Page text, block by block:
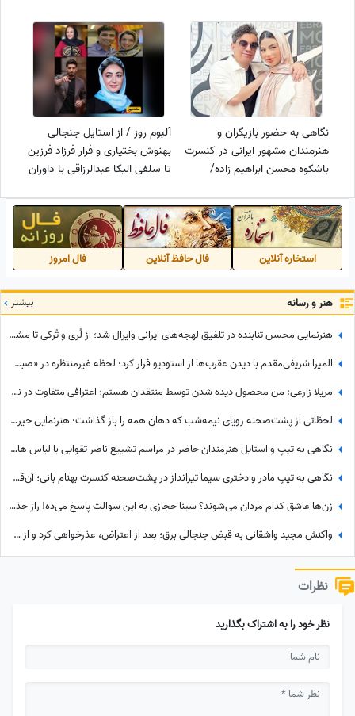
نکرد لحظه آخر لمسش کردم
صدامو شنید ولی جواب نداد...
نگاهی به حضور بازیگران و
هنرمندان مشهور ایرانی در کنسرت
باشکوه محسن ابراهیم زاده/
مهرجویی، حدیثه تهرانی،نفیسه
روشن و...
آلبوم روز / از استایل جنجالی
بهنوش بختیاری و فرار فرزاد فرزین
تا سلفی الیکا عبدالرزاقی با داوران
استخاره آنلاین فال حافظ آنلاین فال امروز
هنر و رسانه بیشتر
هنرنمایی محسن تنابنده در تلفیق لهجه‌های ایرانی وایرال شد؛ از لُری و تُرکی تا مشهدی، مازندرانی و فارسی دری + ویدئو
المیرا شریفی‌مقدم با دیدن عقرب‌ها از استودیو فرار کرد؛ لحظه غیرمنتظره در «صبحانه ایرانی» + ویدئو
مریلا زارعی: من محصول دیده شدن توسط منتقدان هستم؛ اعترافی متفاوت در نشست خبری «موسی کلیم‌الله» + ویدئو
لحظاتی از پشت‌صحنه رویای نیمه‌شب که دهان همه را باز گذاشت؛ هنرنمایی حیرت‌انگیز و جانانه روزبه حصاری بدون بدلکار!+ویدیو
نگاهی به تیپ و استایل هنرمندان حاضر در مراسم تشییع ناصر تقوایی با لباس های رنگی و سفید به سفارش همسر آن مرحوم/ محسن شریفیان، شهاب حسینی، مارال بنی آدم، ستاره اسکندری و...
نگاهی به تیپ مادر و دختری سیما تیرانداز در پشت‌صحنه کنسرت بهنام بانی؛ آن‌قدر جوان که همه گفتند خواهرش است! + عکس
زن‌ها عاشق کدام مردان می‌شوند؟ سینا حجازی به این سوالت پاسخ می‌ده! راز جذابیت از نگاه سینا حجازی!
واکنش مجید واشقانی به قبض جنجالی برق؛ بعد از اعتراض، عذرخواهی کرد و از شرکت برق تشکر کرد
نظرات
نظر خود را به اشتراک بگذارید